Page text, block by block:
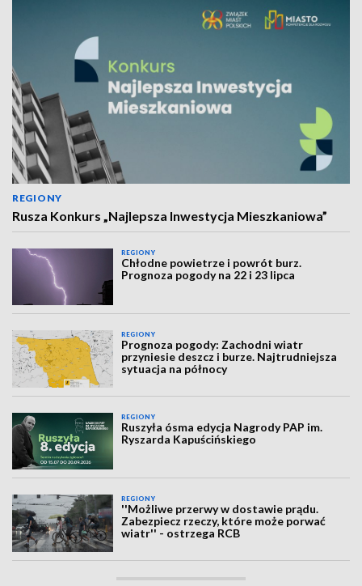
REGIONY
Rusza Konkurs „Najlepsza Inwestycja Mieszkaniowa”
REGIONY
Chłodne powietrze i powrót burz.
Prognoza pogody na 22 i 23 lipca
REGIONY
Prognoza pogody: Zachodni wiatr
przyniesie deszcz i burze. Najtrudniejsza
sytuacja na północy
REGIONY
Ruszyła ósma edycja Nagrody PAP im.
Ryszarda Kapuścińskiego
REGIONY
''Możliwe przerwy w dostawie prądu.
Zabezpiecz rzeczy, które może porwać
wiatr'' - ostrzega RCB